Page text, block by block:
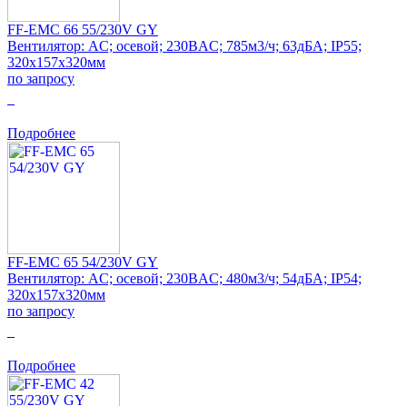
FF-EMC 66 55/230V GY
Вентилятор: AC; осевой; 230ВAC; 785м3/ч; 63дБА; IP55;
320x157x320мм
по запросу
Подробнее
FF-EMC 65 54/230V GY
Вентилятор: AC; осевой; 230ВAC; 480м3/ч; 54дБА; IP54;
320x157x320мм
по запросу
Подробнее